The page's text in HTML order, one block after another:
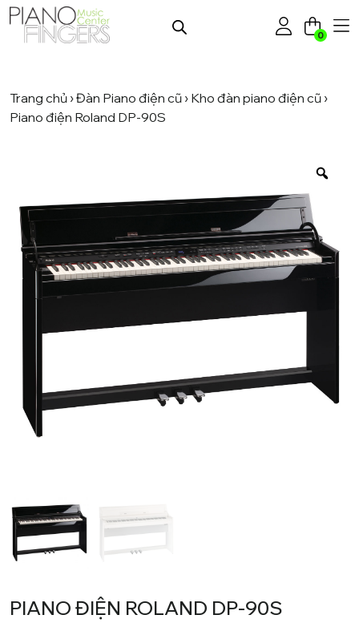
0
Trang chủ ›Đàn Piano điện cũ › Kho đàn piano điện cũ ›
Piano điện Roland DP-90S
PIANO ĐIỆN ROLAND DP-90S